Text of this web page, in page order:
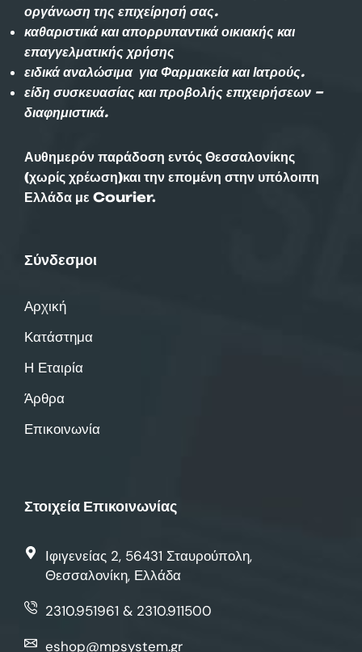
οργάνωση της επιχείρησή σας.
καθαριστικά και απορρυπαντικά οικιακής και
επαγγελματικής χρήσης
ειδικά αναλώσιμα για Φαρμακεία και Ιατρούς.
είδη συσκευασίας και προβολής επιχειρήσεων –
διαφημιστικά.
Αυθημερόν παράδοση εντός Θεσσαλονίκης
(χωρίς χρέωση)και την επομένη στην υπόλοιπη
Ελλάδα με Courier.
Σύνδεσμοι
Αρχική
Κατάστημα
Η Εταιρία
Άρθρα
Επικοινωνία
Στοιχεία Επικοινωνίας
Ιφιγενείας 2, 56431 Σταυρούπολη,
Θεσσαλονίκη, Ελλάδα
2310.951961 & 2310.911500
eshop@mpsystem.gr